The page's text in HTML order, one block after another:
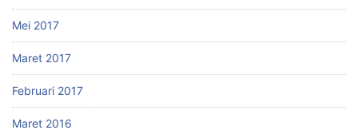
Mei 2017
Maret 2017
Februari 2017
Maret 2016